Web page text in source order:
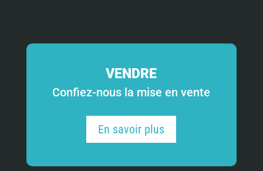
VENDRE
Confiez-nous la mise en vente
En savoir plus